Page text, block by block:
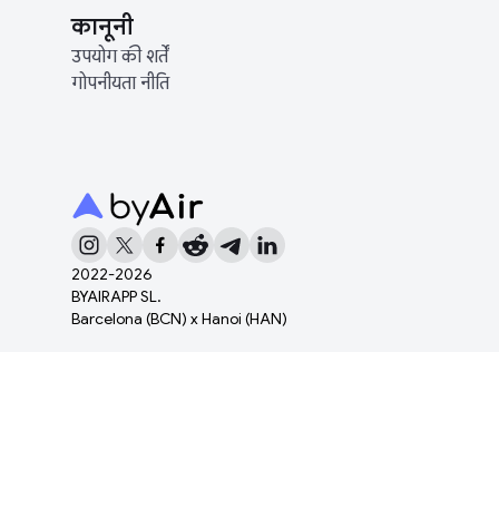
2022-2026
BYAIRAPP SL.
Barcelona (BCN) x Hanoi (HAN)
कानूनी
उपयोग की शर्तें
गोपनीयता नीति